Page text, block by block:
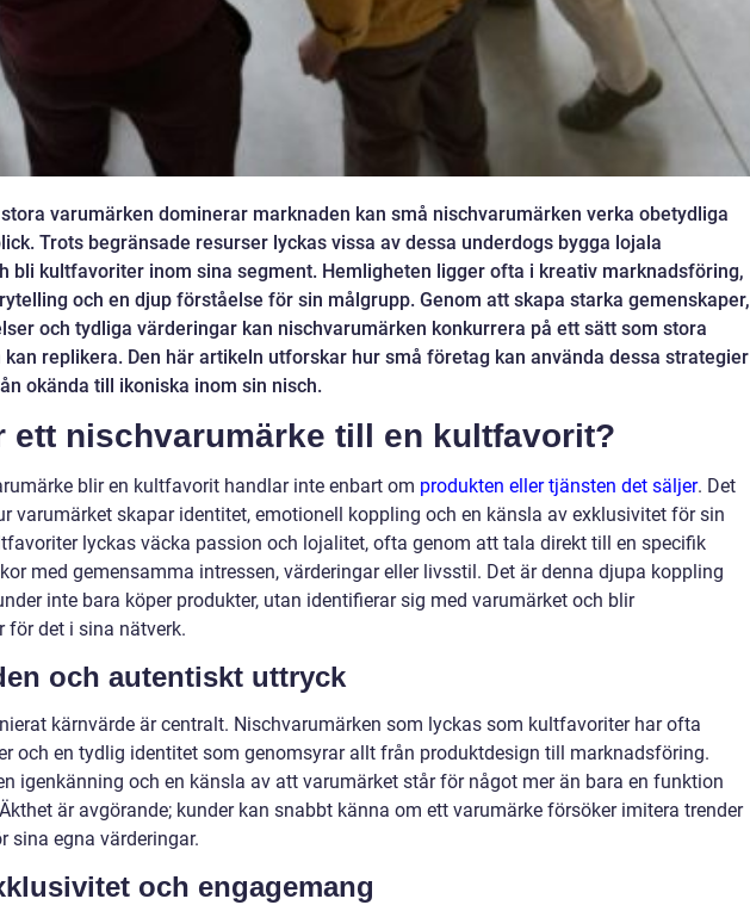
stora varumärken dominerar marknaden kan små nischvarumärken verka obetydliga
Trots begränsade resurser lyckas vissa av dessa underdogs bygga lojala
bli kultfavoriter inom sina segment. Hemligheten ligger ofta i kreativ marknadsföring,
och en djup förståelse för sin målgrupp. Genom att skapa starka gemenskaper,
och tydliga värderingar kan nischvarumärken konkurrera på ett sätt som stora
replikera. Den här artikeln utforskar hur små företag kan använda dessa strategier
okända till ikoniska inom sin nisch.
ett nischvarumärke till en kultfavorit?
blir en kultfavorit handlar inte enbart om produkten eller tjänsten det säljer. Det
varumärket skapar identitet, emotionell koppling och en känsla av exklusivitet för sin
lyckas väcka passion och lojalitet, ofta genom att tala direkt till en specifik
med gemensamma intressen, värderingar eller livsstil. Det är denna djupa koppling
inte bara köper produkter, utan identifierar sig med varumärket och blir
för det i sina nätverk.
och autentiskt uttryck
kärnvärde är centralt. Nischvarumärken som lyckas som kultfavoriter har ofta
och en tydlig identitet som genomsyrar allt från produktdesign till marknadsföring.
igenkänning och en känsla av att varumärket står för något mer än bara en funktion
är avgörande; kunder kan snabbt känna om ett varumärke försöker imitera trender
sina egna värderingar.
och engagemang